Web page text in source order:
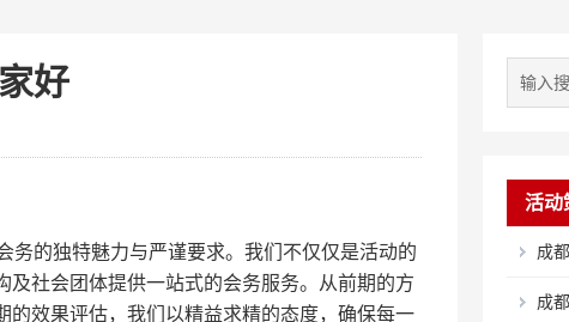
好
务的独特魅力与严谨要求。我们不仅仅是活动的
社会团体提供一站式的会务服务。从前期的方
效果评估，我们以精益求精的态度，确保每一
活动
成
成